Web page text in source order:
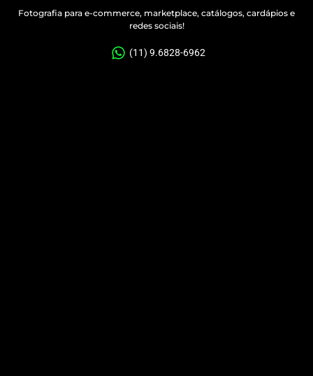
Fotografia para e-commerce, marketplace, catálogos, cardápios e
redes sociais!
(11) 9.6828-6962